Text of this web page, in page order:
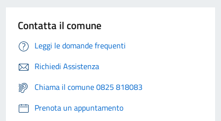
Contatta il comune
Leggi le domande frequenti
Richiedi Assistenza
Chiama il comune 0825 818083
Prenota un appuntamento